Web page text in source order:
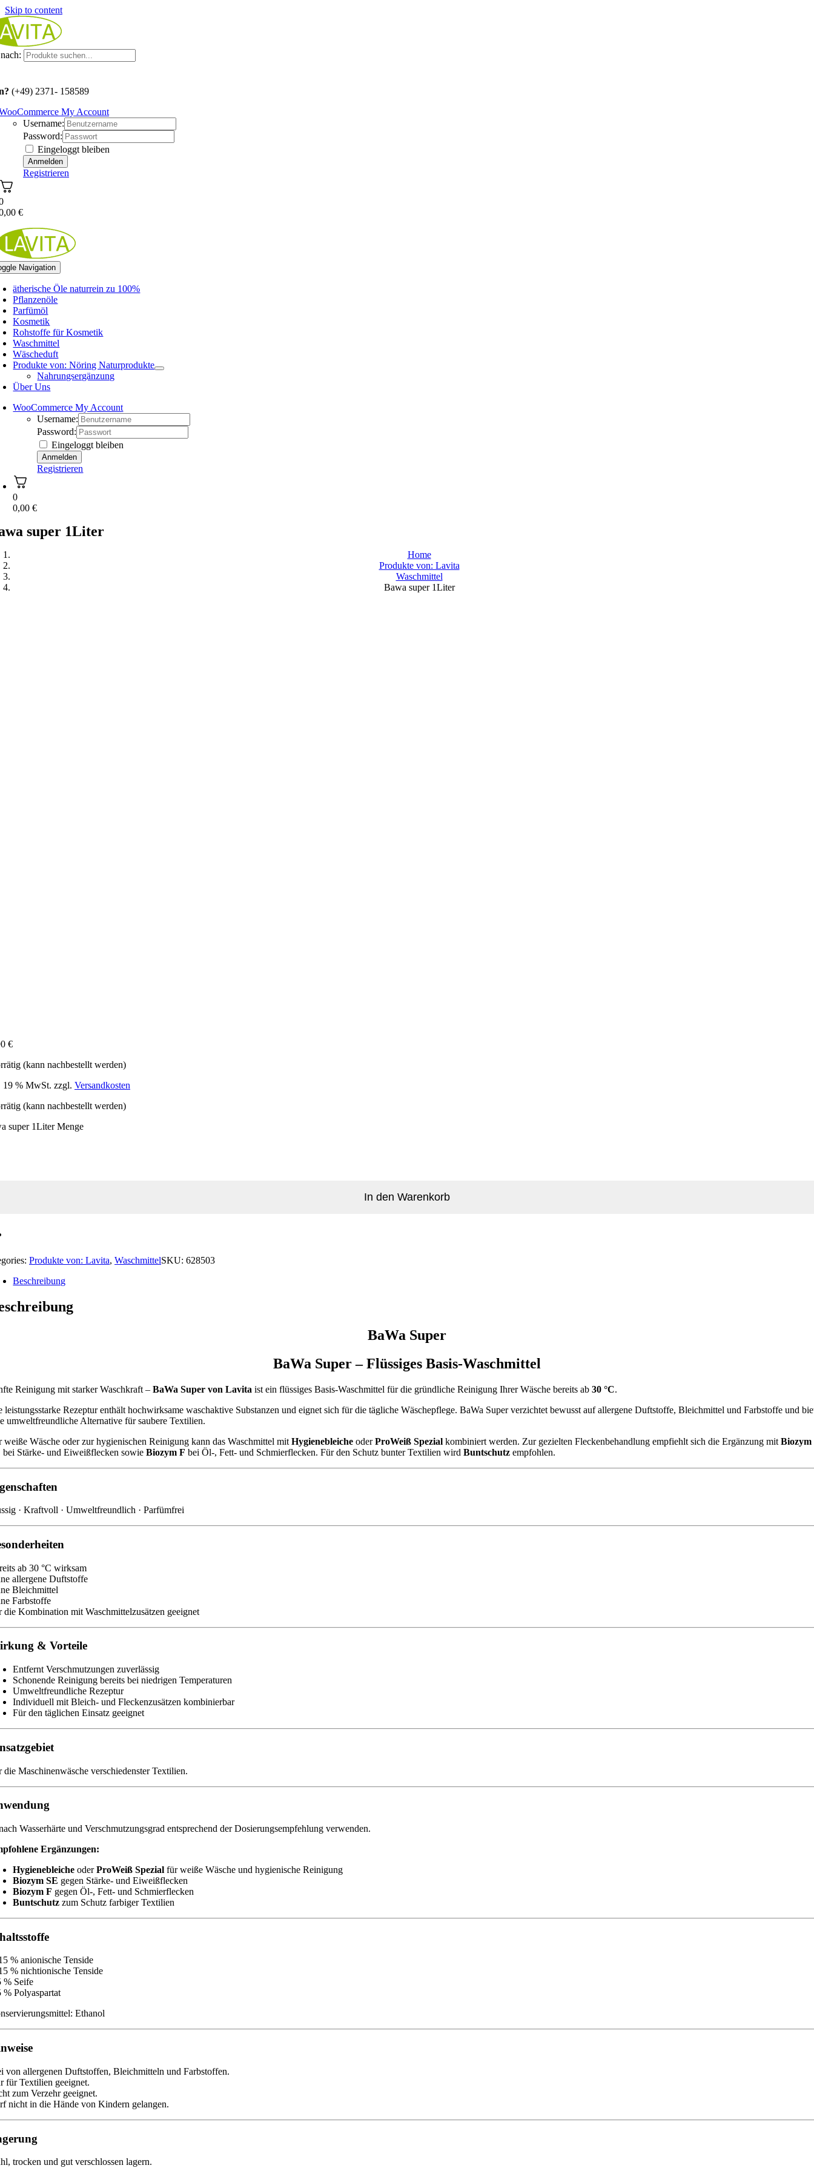
Skip to content
(+49) 2371- 158589
My Account
Username:
Password:
Eingeloggt bleiben
Registrieren
€
Navigation
ätherische Öle naturrein zu 100%
Pflanzenöle
Parfümöl
Kosmetik
Rohstoffe für Kosmetik
Waschmittel
Wäscheduft
Produkte von: Nöring Naturprodukte
Nahrungsergänzung
Über Uns
WooCommerce My Account
Username:
Password:
Eingeloggt bleiben
Registrieren
0
0,00€
super 1Liter
Home
Produkte von: Lavita
Waschmittel
Bawa super 1Liter
€
(kann nachbestellt werden)
19 % MwSt. zzgl. Versandkosten
(kann nachbestellt werden)
super 1Liter Menge
In den Warenkorb
Produkte von: Lavita, WaschmittelSKU: 628503
Beschreibung
BaWa Super
BaWa Super – Flüssiges Basis-Waschmittel
Reinigung mit starker Waschkraft –BaWa Super von Lavita ist ein flüssiges Basis-Waschmittel für die gründliche Reinigung Ihrer Wäsche bereits ab30 °C.
leistungsstarke Rezeptur enthält hochwirksame waschaktive Substanzen und eignet sich für die tägliche Wäschepflege. BaWa Super verzichtet bewusst auf allergene Duftstoffe, Bleichmittel und Farbstoffe und
umweltfreundliche Alternative für saubere Textilien.
weiße Wäsche oder zur hygienischen Reinigung kann das Waschmittel mitHygienebleiche oderProWeiß Spezial kombiniert werden. Zur gezielten Fleckenbehandlung empfiehlt sich die Ergänzung mitBiozym
bei Stärke- und Eiweißflecken sowieBiozym F bei Öl-, Fett- und Schmierflecken. Für den Schutz bunter Textilien wirdBuntschutz empfohlen.
· Kraftvoll · Umweltfreundlich · Parfümfrei
ab 30 °C wirksam
allergene Duftstoffe
Bleichmittel
Farbstoffe
die Kombination mit Waschmittelzusätzen geeignet
& Vorteile
Entfernt Verschmutzungen zuverlässig
Schonende Reinigung bereits bei niedrigen Temperaturen
Umweltfreundliche Rezeptur
Individuell mit Bleich- und Fleckenzusätzen kombinierbar
Für den täglichen Einsatz geeignet
die Maschinenwäsche verschiedenster Textilien.
Wasserhärte und Verschmutzungsgrad entsprechend der Dosierungsempfehlung verwenden.
Ergänzungen:
Hygienebleiche oderProWeiß Spezial für weiße Wäsche und hygienische Reinigung
Biozym SE gegen Stärke- und Eiweißflecken
Biozym F gegen Öl-, Fett- und Schmierflecken
Buntschutz zum Schutz farbiger Textilien
% anionische Tenside
% nichtionische Tenside
% Seife
% Polyaspartat
Ethanol
von allergenen Duftstoffen, Bleichmitteln und Farbstoffen.
für Textilien geeignet.
zum Verzehr geeignet.
nicht in die Hände von Kindern gelangen.
trocken und gut verschlossen lagern.